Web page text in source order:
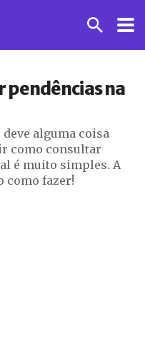
pendências na
alguma coisa
como consultar
é muito simples. A
como fazer!